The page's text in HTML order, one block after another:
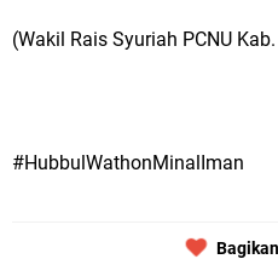
(Wakil Rais Syuriah PCNU
#HubbulWathonMinalIman